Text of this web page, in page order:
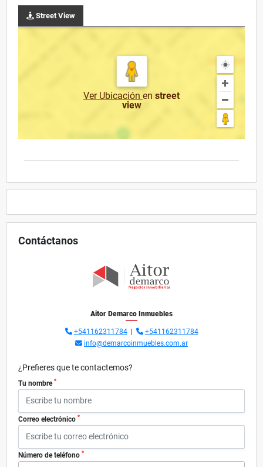
Street View
Ver Ubicación en street
view
Contáctanos
Aitor Demarco Inmuebles
+541162311784|
+541162311784
info@demarcoinmuebles.com.ar
¿Prefieres que te contactemos?
Tu nombre *
Correo electrónico *
Número de teléfono *